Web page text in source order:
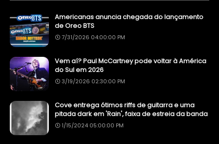
Americanas anuncia chegada do lançamento
de Oreo BTS
7/31/2026 04:00:00 PM
Vem aí? Paul McCartney pode voltar à América
do Sul em 2026
3/19/2026 02:30:00 PM
Cove entrega ótimos riffs de guitarra e uma
pitada dark em 'Rain', faixa de estreia da banda
1/15/2024 05:00:00 PM